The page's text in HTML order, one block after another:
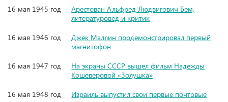
16 мая 1945 год
Арестован Альфред Людвигович Бем,
литературовед и критик
16 мая 1946 год
Джек Маллин продемонстрировал первый
магнитофон
16 мая 1947 год
На экраны СССР вышел фильм Надежды
Кошеверовой «Золушка»
16 мая 1948 год
Израиль выпустил свои первые почтовые